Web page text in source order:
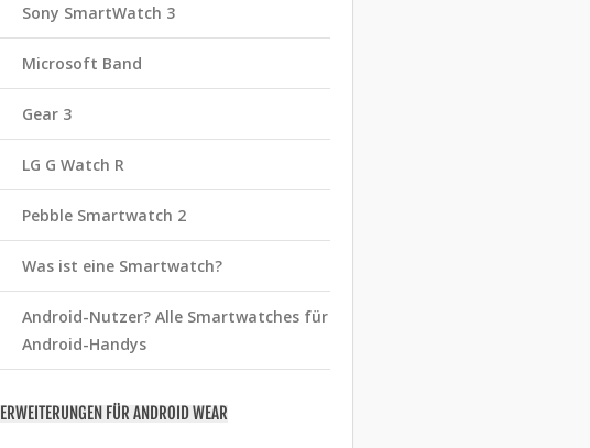
Sony SmartWatch 3
Microsoft Band
Gear 3
LG G Watch R
Pebble Smartwatch 2
Was ist eine Smartwatch?
Android-Nutzer? Alle Smartwatches für
Android-Handys
ERWEITERUNGEN FÜR ANDROID WEAR